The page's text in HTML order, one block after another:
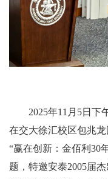
2025年11月5日下
在交大徐汇校区包兆
“赢在创新：金佰利30
题，特邀安泰2005届